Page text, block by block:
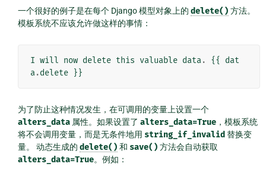
一个很好的例子是在每个 Django 模型对象上的 delete() 方法。
模板系统不应该允许做这样的事情：
I will now delete this valuable data. {{
dat
a.delete }}
为了防止这种情况发生，在可调用的变量上设置一个
alters_data 属性。如果设置了 alters_data=True ，模板系统
将不会调用变量，而是无条件地用 string_if_invalid 替换变
量。 动态生成的 delete() 和 save() 方法会自动获取
alters_data=True。例如：